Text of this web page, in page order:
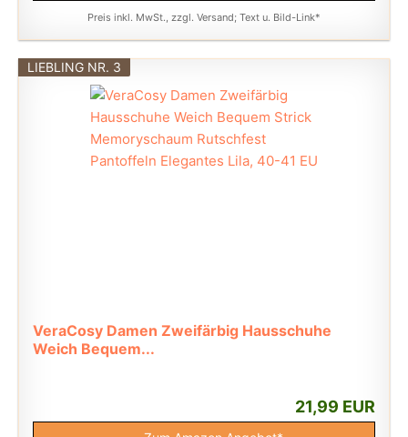
Preis inkl. MwSt., zzgl. Versand; Text u. Bild-Link*
LIEBLING NR. 3
VeraCosy Damen Zweifärbig Hausschuhe
Weich Bequem...
21,99 EUR